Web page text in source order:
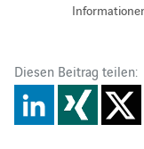
Diesen Beitrag teilen: